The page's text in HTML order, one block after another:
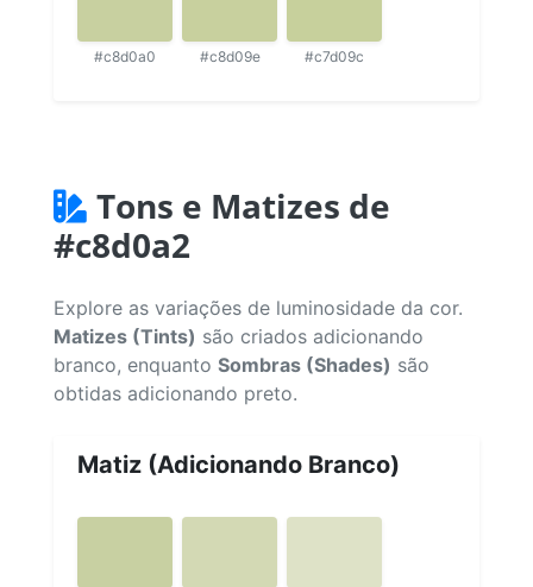
#c8d0a0 #c8d09e #c7d09c
Tons e Matizes de
#c8d0a2
Explore as variações de luminosidade da cor.
Matizes (Tints) são criados adicionando
branco, enquanto Sombras (Shades) são
obtidas adicionando preto.
Matiz (Adicionando Branco)